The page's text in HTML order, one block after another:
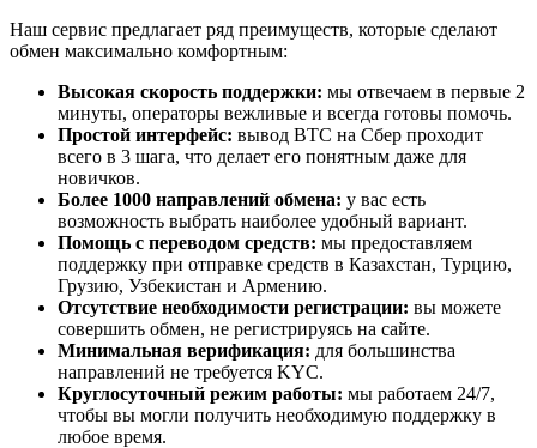
Наш сервис предлагает ряд преимуществ, которые сделают
обмен максимально комфортным:
Высокая скорость поддержки: мы отвечаем в первые 2
минуты, операторы вежливые и всегда готовы помочь.
Простой интерфейс: вывод BTC на Сбер проходит
всего в 3 шага, что делает его понятным даже для
новичков.
Более 1000 направлений обмена: у вас есть
возможность выбрать наиболее удобный вариант.
Помощь с переводом средств: мы предоставляем
поддержку при отправке средств в Казахстан, Турцию,
Грузию, Узбекистан и Армению.
Отсутствие необходимости регистрации: вы можете
совершить обмен, не регистрируясь на сайте.
Минимальная верификация: для большинства
направлений не требуется KYC.
Круглосуточный режим работы: мы работаем 24/7,
чтобы вы могли получить необходимую поддержку в
любое время.